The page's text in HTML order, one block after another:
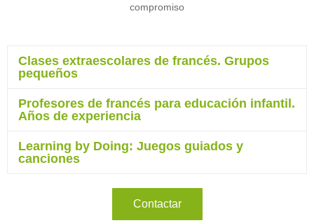
compromiso
Clases extraescolares de francés. Grupos
pequeños
Profesores de francés para educación infantil.
Años de experiencia
Learning by Doing: Juegos guiados y
canciones
Contactar